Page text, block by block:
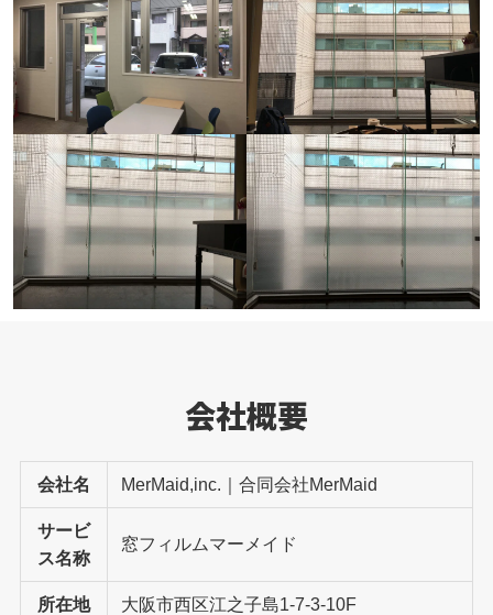
会社概要
会社名 MerMaid,inc.｜合同会社MerMaid
サービ
ス名称
窓フィルムマーメイド
所在地 大阪市西区江之子島1-7-3-10F